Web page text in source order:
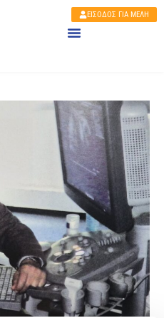
ΕΙΣΟΔΟΣ ΓΙΑ ΜΕΛΗ